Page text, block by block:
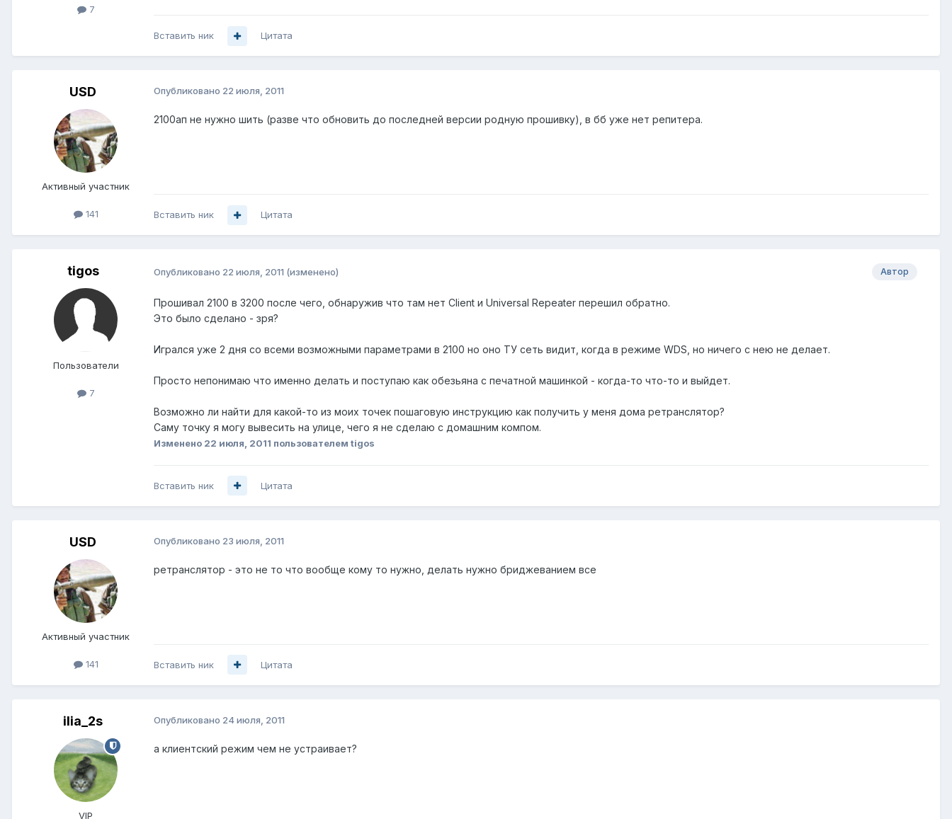
7
Вставить ник Цитата
USD
Активный участник
141
Опубликовано 22 июля, 2011
2100ап не нужно шить (разве что обновить до последней версии родную прошивку), в бб уже нет репитера.
Вставить ник Цитата
tigos
Пользователи
7
Автор
Опубликовано 22 июля, 2011 (изменено)
Прошивал 2100 в 3200 после чего, обнаружив что там нет Client и Universal Repeater перешил обратно.
Это было сделано - зря?
Игрался уже 2 дня со всеми возможными параметрами в 2100 но оно ТУ сеть видит, когда в режиме WDS, но ничего с нею не делает.
Просто непонимаю что именно делать и поступаю как обезьяна с печатной машинкой - когда-то что-то и выйдет.
Возможно ли найти для какой-то из моих точек пошаговую инструкцию как получить у меня дома ретранслятор?
Саму точку я могу вывесить на улице, чего я не сделаю с домашним компом.
Изменено 22 июля, 2011 пользователем tigos
Вставить ник Цитата
USD
Активный участник
141
Опубликовано 23 июля, 2011
ретранслятор - это не то что вообще кому то нужно, делать нужно бриджеванием все
Вставить ник Цитата
ilia_2s
VIP
Опубликовано 24 июля, 2011
а клиентский режим чем не устраивает?